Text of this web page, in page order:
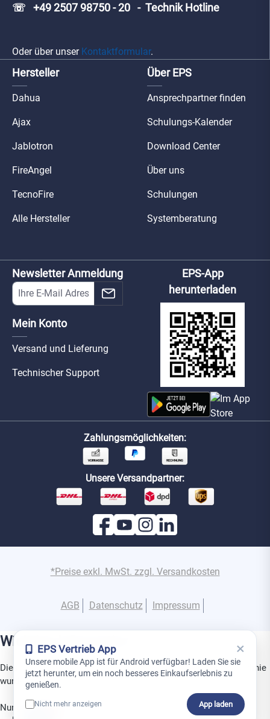
☏ +49 2507 98750 - 20 - Technik Hotline
Oder über unser Kontaktformular.
Hersteller
Dahua
Ajax
Jablotron
FireAngel
TecnoFire
Alle Hersteller
Über EPS
Ansprechpartner finden
Schulungs-Kalender
Download Center
Über uns
Schulungen
Systemberatung
Newsletter Anmeldung
Mein Konto
Versand und Lieferung
Technischer Support
EPS-App
herunterladen
Zahlungsmöglichkeiten:
Unsere Versandpartner:
*Preise exkl. MwSt. zzgl. Versandkosten
AGB Datenschutz Impressum
Wichtige Information
Dies ist ein Gerät aus der Superior-Produktlinie. Diese Produktlinie
wurde speziell für den Einsatz in Projekten entwickelt.
Nur geschulte Partner dürfen Superior-Produkte installieren,
EPS Vertrieb App ×
Unsere mobile App ist für Android verfügbar! Laden Sie sie
jetzt herunter, um ein noch besseres Einkaufserlebnis zu
genießen.
Nicht mehr anzeigen App laden